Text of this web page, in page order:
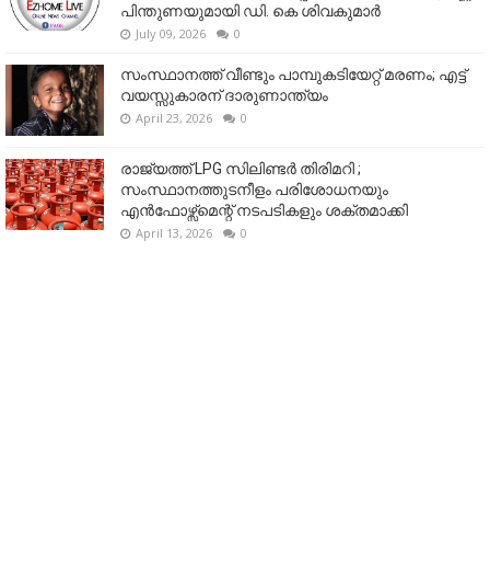
പിന്തുണയുമായി ഡി. കെ ശിവകുമാർ
July 09, 2026 0
സംസ്ഥാനത്ത് വീണ്ടും പാമ്പുകടിയേറ്റ് മരണം; എട്ട്
വയസ്സുകാരന് ദാരുണാന്ത്യം
April 23, 2026 0
രാജ്യത്ത് LPG സിലിണ്ടർ തിരിമറി ;
സംസ്ഥാനത്തുടനീളം പരിശോധനയും
എൻഫോഴ്സ്മെന്റ് നടപടികളും ശക്തമാക്കി
April 13, 2026 0